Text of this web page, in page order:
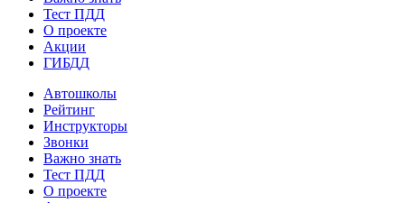
Тест ПДД
О проекте
Акции
ГИБДД
Автошколы
Рейтинг
Инструкторы
Звонки
Важно знать
Тест ПДД
О проекте